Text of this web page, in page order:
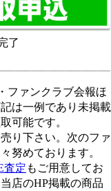
了
ファンクラブ会報ほ
は一例であり未掲載
可能です。
り下さい。次のファ
努めております。
査定 もご用意してお
店のHP掲載の商品